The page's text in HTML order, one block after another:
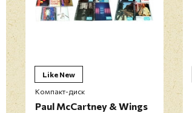
Like New
Компакт-диск
Paul McCartney & Wings